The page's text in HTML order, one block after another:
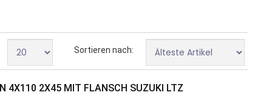
Sortieren nach:
4X110 2X45 MIT FLANSCH SUZUKI LTZ